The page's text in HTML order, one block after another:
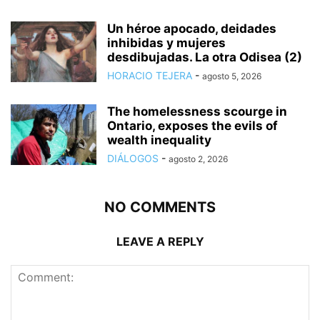
Un héroe apocado, deidades
inhibidas y mujeres
desdibujadas. La otra Odisea (2)
HORACIO TEJERA - agosto 5, 2026
The homelessness scourge in
Ontario, exposes the evils of
wealth inequality
DIÁLOGOS - agosto 2, 2026
NO COMMENTS
LEAVE A REPLY